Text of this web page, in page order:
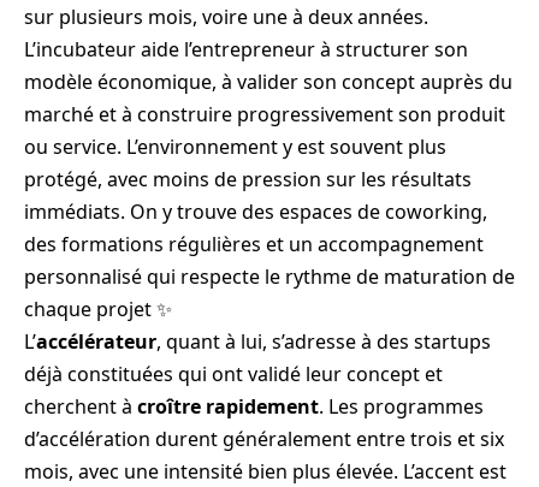
sur plusieurs mois, voire une à deux années.
L’incubateur aide l’entrepreneur à structurer son
modèle économique, à valider son concept auprès du
marché et à construire progressivement son produit
ou service. L’environnement y est souvent plus
protégé, avec moins de pression sur les résultats
immédiats. On y trouve des espaces de coworking,
des formations régulières et un accompagnement
personnalisé qui respecte le rythme de maturation de
chaque projet ✨
L’accélérateur, quant à lui, s’adresse à des startups
déjà constituées qui ont validé leur concept et
cherchent à croître rapidement. Les programmes
d’accélération durent généralement entre trois et six
mois, avec une intensité bien plus élevée. L’accent est